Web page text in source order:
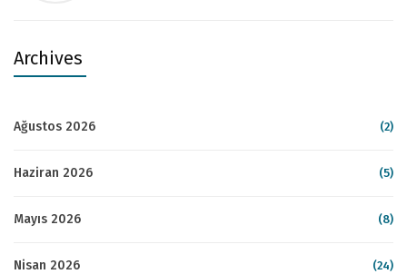
Archives
Ağustos 2026 (2)
Haziran 2026 (5)
Mayıs 2026 (8)
Nisan 2026 (24)